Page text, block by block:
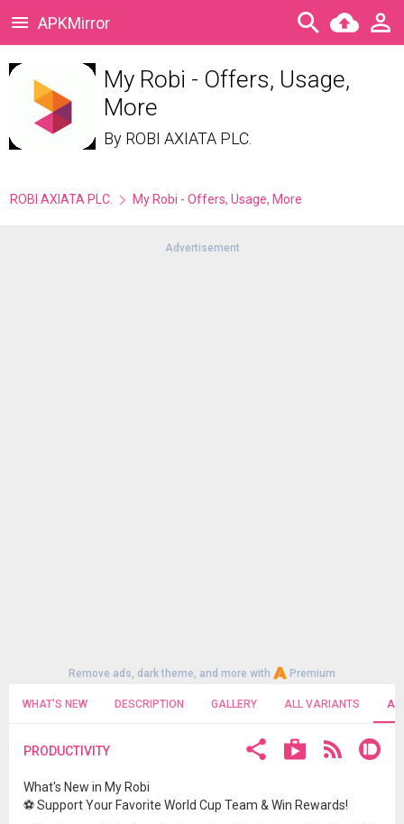
APKMirror
My Robi - Offers, Usage,
More
By ROBI AXIATA PLC.
ROBI AXIATA PLC. My Robi - Offers, Usage, More
Advertisement
Remove ads, dark theme, and more with Premium
WHAT'S NEW DESCRIPTION GALLERY ALL VARIANTS
PRODUCTIVITY
What's New in My Robi
⚽ Support Your Favorite World Cup Team & Win Rewards!